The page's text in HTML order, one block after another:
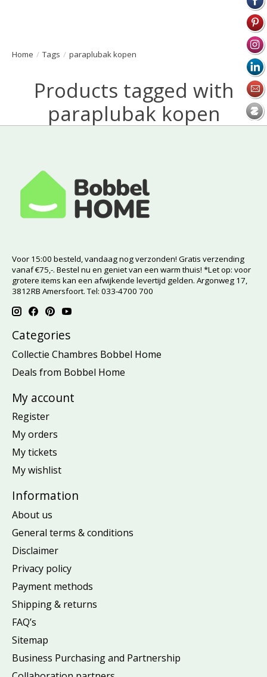
Home / Tags / paraplubak kopen
Products tagged with
paraplubak kopen
Voor 15:00 besteld, vandaag nog verzonden! Gratis verzending
vanaf €75,-. Bestel nu en geniet van een warm thuis! *Let op: voor
grotere items kan een afwijkende levertijd gelden. Argonweg 17,
3812RB Amersfoort. Tel: 033-4700 700
Categories
Collectie Chambres Bobbel Home
Deals from Bobbel Home
My account
Register
My orders
My tickets
My wishlist
Information
About us
General terms & conditions
Disclaimer
Privacy policy
Payment methods
Shipping & returns
FAQ’s
Sitemap
Business Purchasing and Partnership